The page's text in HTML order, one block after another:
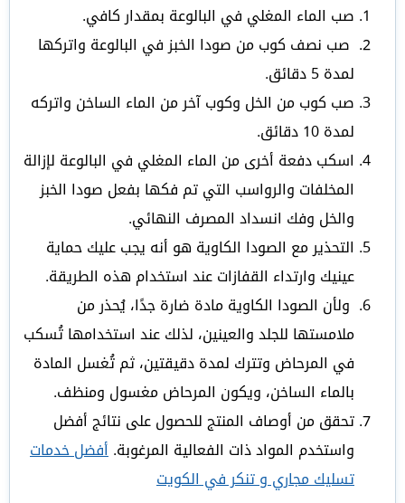
صب الماء المغلي في البالوعة بمقدار كافي.
صب نصف كوب من صودا الخبز في البالوعة واتركها
لمدة 5 دقائق.
صب كوب من الخل وكوب آخر من الماء الساخن واتركه
لمدة 10 دقائق.
اسكب دفعة أخرى من الماء المغلي في البالوعة لإزالة
المخلفات والرواسب التي تم فكها بفعل صودا الخبز
والخل وفك انسداد المصرف النهائي.
التحذير مع الصودا الكاوية هو أنه يجب عليك حماية
عينيك وارتداء القفازات عند استخدام هذه الطريقة.
ولأن الصودا الكاوية مادة ضارة جدًا، يُحذر من
ملامستها للجلد والعينين، لذلك عند استخدامها تُسكب
في المرحاض وتترك لمدة دقيقتين، ثم تُغسل المادة
بالماء الساخن، ويكون المرحاض مغسول ومنظف.
تحقق من أوصاف المنتج للحصول على نتائج أفضل
واستخدم المواد ذات الفعالية المرغوبة.أفضل خدمات
تسليك مجاري و تنكر في الكويت